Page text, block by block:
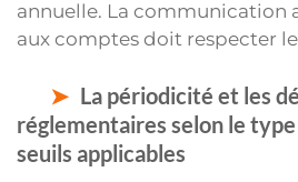
annuelle. La communication
aux comptes doit respecter
La périodicité et les
réglementaires selon le
seuils applicables